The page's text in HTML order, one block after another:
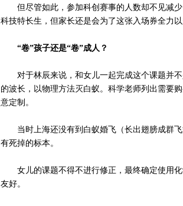
但尽管如此，参加科创赛事的人数却不见减少
科技特长生，但家长还是会为了这张入场券全力
“卷”孩子还是“卷”成人？
对于林辰来说，和女儿一起完成这个课题并不
的波长，以物理方法灭白蚁。科学老师列出需要
意定制。
当时上海还没有到白蚁婚飞（长出翅膀成群飞
有死掉的标本。
女儿的课题不得不进行修正，最终确定使用化
友好。